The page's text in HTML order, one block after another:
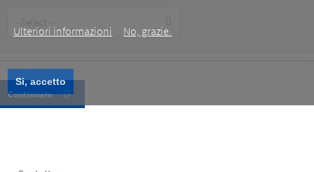
Ulteriori informazioni
No, grazie.
Si, accetto
Type